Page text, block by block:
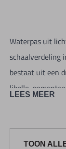
Waterpas uit
schaalverdeling
bestaat uit een
libelle,
LEES MEER
TOON